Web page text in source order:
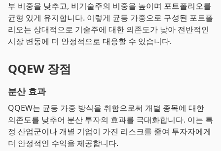
부 비중을 낮추고, 비기술주의 비중을 높이며 포트폴리오를
균형 있게 유지합니다. 이렇게 균등 가중으로 구성된 포트폴
리오는 상대적으로 기술주에 대한 의존도가 낮아 전반적인
시장 변동에 더 안정적으로 대응할 수 있습니다.
QQEW 장점
분산 효과
QQEW는 균등 가중 방식을 취함으로써 개별 종목에 대한
의존도를 낮추어 분산 투자의 효과를 극대화합니다. 이는 특
정 산업군이나 개별 기업이 가진 리스크를 줄여 투자자에게
더 안정적인 수익을 제공합니다.